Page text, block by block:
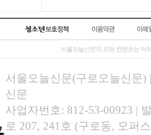
서울오늘신문의 모든 컨텐츠는 저
서울오늘신문(구로오늘신문)
신문
사업자번호: 812-53-00923 |
로 207, 241호 (구로동, 오퍼